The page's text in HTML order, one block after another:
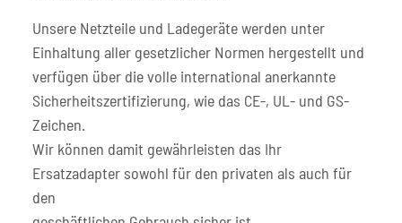
Unsere Netzteile und Ladegeräte werden unter
Einhaltung aller gesetzlicher Normen hergestellt und
verfügen über die volle international anerkannte
Sicherheitszertifizierung, wie das CE-, UL- und GS-
Zeichen.
Wir können damit gewährleisten das Ihr
Ersatzadapter sowohl für den privaten als auch für
den